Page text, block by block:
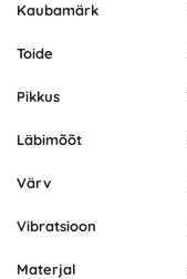
Kaubamärk
Toide
Pikkus
Läbimõõt
Värv
Vibratsioon
Materjal